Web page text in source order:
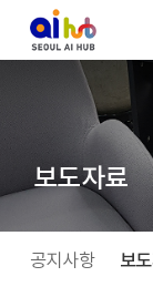
보도자료
공지사항 보